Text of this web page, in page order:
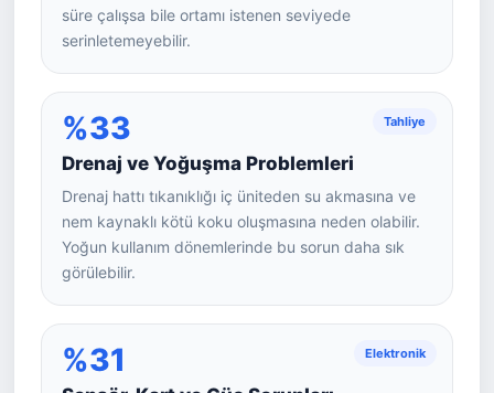
süre çalışsa bile ortamı istenen seviyede
serinletemeyebilir.
Tahliye
%33
Drenaj ve Yoğuşma Problemleri
Drenaj hattı tıkanıklığı iç üniteden su akmasına ve
nem kaynaklı kötü koku oluşmasına neden olabilir.
Yoğun kullanım dönemlerinde bu sorun daha sık
görülebilir.
Elektronik
%31